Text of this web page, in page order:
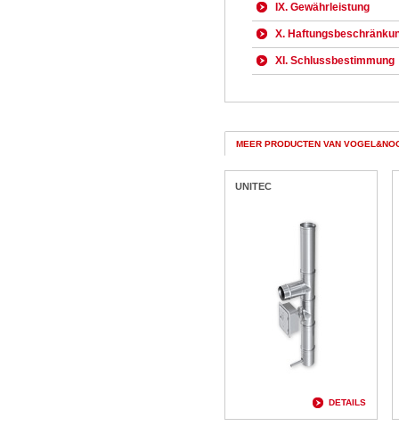
IX. Gewährleistung
X.
XI. Schlussbestimmung
MEER PRODUCTEN VAN
UNITEC
DETAILS